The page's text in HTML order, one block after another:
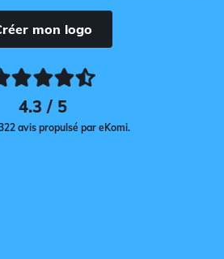
mon logo
4.3 / 5
avis propulsé par eKomi.